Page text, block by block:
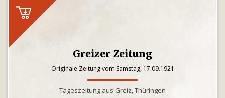
Greizer Zeitung
Originale Zeitung vom Samstag, 17.09.1921
Tageszeitung aus Greiz, Thüringen